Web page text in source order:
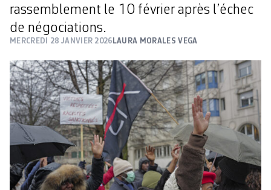
rassemblement le 10 février après l’échec
de négociations.
MERCREDI 28 JANVIER 2026 LAURA MORALES VEGA